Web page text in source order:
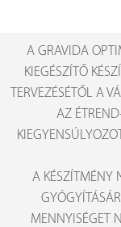
A GRAVIDA
KIEGÉSZÍTŐ
TERVEZÉSÉTŐL A
AZ
A KÉSZÍTMÉNY
MENNYISÉGET